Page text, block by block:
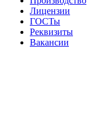
Лицензии
ГОСТы
Реквизиты
Вакансии